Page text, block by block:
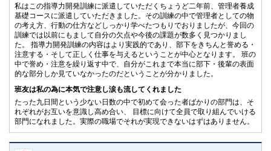
私はこの指導力開発訓練に派遣していただくちょうど二年前、管理者養成
基礎コースに派遣していただきました。その訓練の中で管理者としての物
の考え方、行動の仕方などしっかり学べたつもりでおりましたが、今回の
訓練では以前にもまして自分の欠点や今後の課題が数多く見つかりまし
た。 指導力開発訓練の内容はより実践的であり、部下をきちんと誉める・
注意する・そして正しく仕事を与えるということが中心となります。 班の
中で誉め・注意を繰り返す中で、自分がこれまで本当に部下・後輩の表面
的な部分しか見ていなかったのだということが分かりました。
班友は私の為に本気で注意し涙も流してくれました
たった九日間という少ない日数の中で初めて会った者ばかりの部門は、そ
れぞれがお互いを意識し高め合い、 目標に向けて全員で取り組んでいける
部門になれました。実際の職場でそれが実現できないはずはありません。